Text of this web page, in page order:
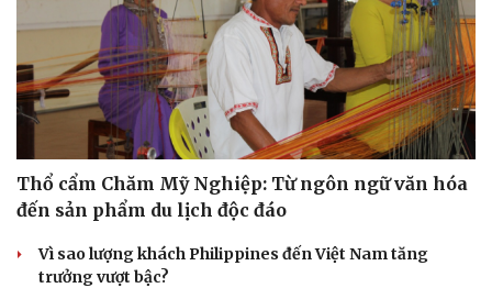
Thổ cẩm Chăm Mỹ Nghiệp: Từ ngôn ngữ văn hóa
đến sản phẩm du lịch độc đáo
Vì sao lượng khách Philippines đến Việt Nam tăng
trưởng vượt bậc?